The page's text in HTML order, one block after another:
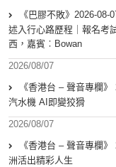
《巴膠不敗》2026-
述入行心路歷程｜報名考
西，嘉賓︰Bowan
2026/08/07
《香港台 – 聲音專欄
汽水機 AI即變狡猾
2026/08/07
《香港台 – 聲音專欄
洲活出精彩人生